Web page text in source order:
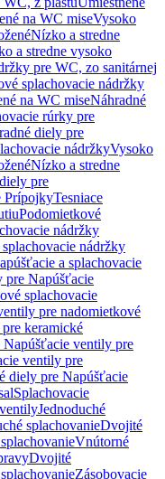
na WC miseVysoko
Nízko a stredne
a stredne vysoko
pre WC, zo sanitárnej
splachovacie nádržky
na WC miseNáhradné
rúrky pre
diely pre
nádržkyVysoko
Nízko a stredne
pre
PrípojkyTesniace
Podomietkové
nádržky
nádržky
a splachovacie
pre Napúšťacie
splachovacie
pre nadomietkové
keramické
ventily pre
ventily pre
diely pre Napúšťacie
Splachovacie
Jednoduché
splachovanieDvojité
Vnútorné
Dvojité
Zásobovacie